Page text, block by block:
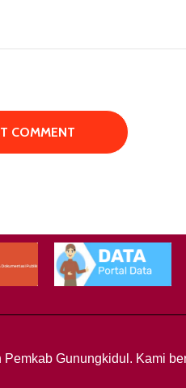
Gunungkidul. Kami